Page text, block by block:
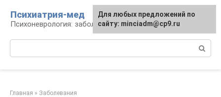
контенту
Психиатрия-мед
Психоневрология: заболевания и терапия
Главная » Заболевания
Для любых предложений по
сайту: minciadm@cp9.ru